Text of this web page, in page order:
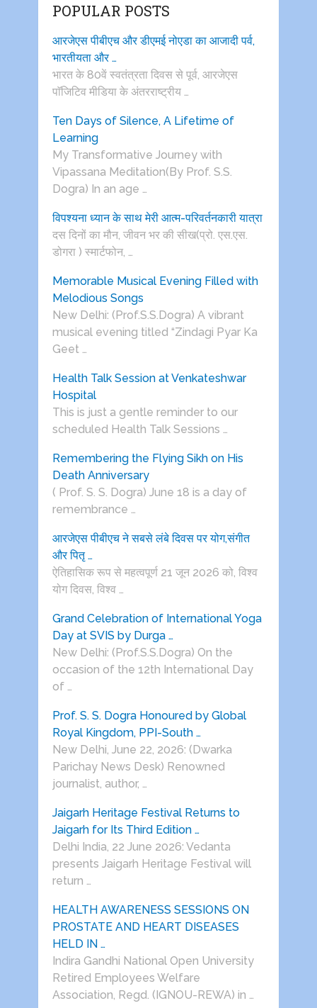
POPULAR POSTS
आरजेएस पीबीएच और डीएमई नोएडा का आजादी पर्व,
भारतीयता और …
भारत के 80वें स्वतंत्रता दिवस से पूर्व, आरजेएस
पाॅजिटिव मीडिया के अंतरराष्ट्रीय …
Ten Days of Silence, A Lifetime of
Learning
My Transformative Journey with
Vipassana Meditation(By Prof. S.S.
Dogra) In an age …
विपश्यना ध्यान के साथ मेरी आत्म-परिवर्तनकारी यात्रा
दस दिनों का मौन, जीवन भर की सीख(प्रो. एस.एस.
डोगरा ) स्मार्टफोन, …
Memorable Musical Evening Filled with
Melodious Songs
New Delhi: (Prof.S.S.Dogra) A vibrant
musical evening titled “Zindagi Pyar Ka
Geet …
Health Talk Session at Venkateshwar
Hospital
This is just a gentle reminder to our
scheduled Health Talk Sessions …
Remembering the Flying Sikh on His
Death Anniversary
( Prof. S. S. Dogra) June 18 is a day of
remembrance …
आरजेएस पीबीएच ने सबसे लंबे दिवस पर योग,संगीत
और पितृ …
ऐतिहासिक रूप से महत्वपूर्ण 21 जून 2026 को, विश्व
योग दिवस, विश्व …
Grand Celebration of International Yoga
Day at SVIS by Durga …
New Delhi: (Prof.S.S.Dogra) On the
occasion of the 12th International Day
of …
Prof. S. S. Dogra Honoured by Global
Royal Kingdom, PPI-South …
New Delhi, June 22, 2026: (Dwarka
Parichay News Desk) Renowned
journalist, author, …
Jaigarh Heritage Festival Returns to
Jaigarh for Its Third Edition …
Delhi India, 22 June 2026: Vedanta
presents Jaigarh Heritage Festival will
return …
HEALTH AWARENESS SESSIONS ON
PROSTATE AND HEART DISEASES
HELD IN …
Indira Gandhi National Open University
Retired Employees Welfare
Association, Regd. (IGNOU-REWA) in …